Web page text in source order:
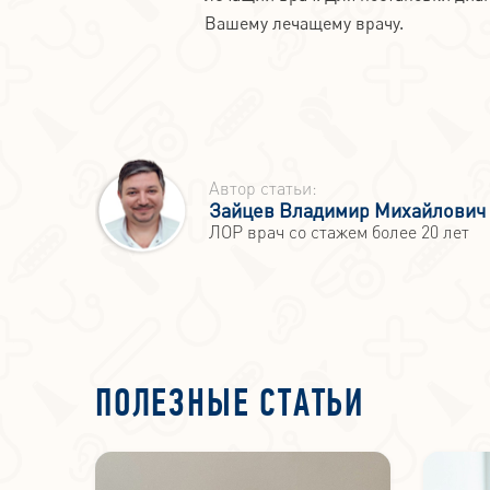
Вашему лечащему врачу.
Автор статьи:
Зайцев Владимир Михайлович
ЛОР врач со стажем более 20 лет
ПОЛЕЗНЫЕ СТАТЬИ